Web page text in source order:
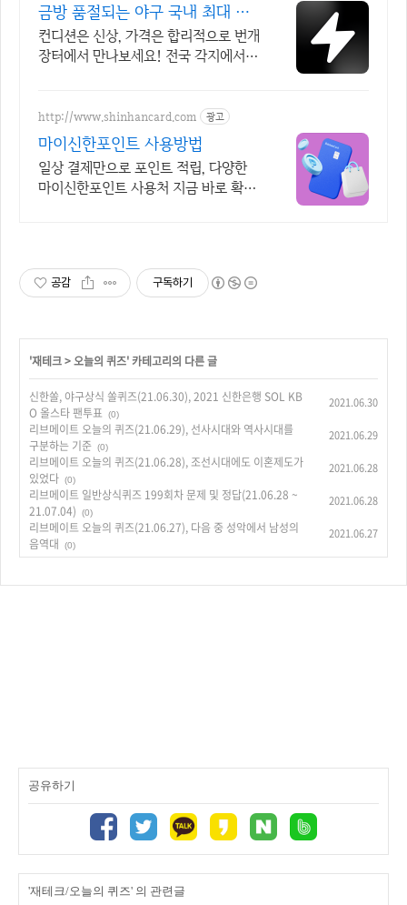
금방 품절되는 야구 국내 최대 브
랜드 중고거래
컨디션은 신상, 가격은 합리적으로 번개
장터에서 만나보세요! 전국 각지에서
http://www.shinhancard.com 광고
마이신한포인트 사용방법
일상 결제만으로 포인트 적립, 다양한
마이신한포인트 사용처 지금 바로 확인
공감 구독하기
'재테크>오늘의 퀴즈' 카테고리의 다른 글
신한쏠, 야구상식 쏠퀴즈(21.06.30), 2021 신한은행 SOL KB
O 올스타 팬투표
(0)
2021.06.30
리브메이트 오늘의 퀴즈(21.06.29), 선사시대와 역사시대를
구분하는 기준 (0)
2021.06.29
리브메이트 오늘의 퀴즈(21.06.28), 조선시대에도 이혼제도가
있었다 (0)
2021.06.28
리브메이트 일반상식퀴즈 199회차 문제 및 정답(21.06.28 ~
21.07.04)
(0)
2021.06.28
리브메이트 오늘의 퀴즈(21.06.27), 다음 중 성악에서 남성의
음역대
(0)
2021.06.27
공유하기
'재테크/오늘의 퀴즈' 의 관련글